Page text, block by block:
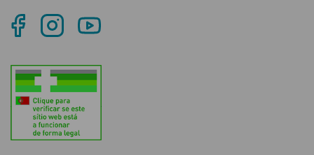
Anti-
Limpeza Facial
Desmaquilhantes